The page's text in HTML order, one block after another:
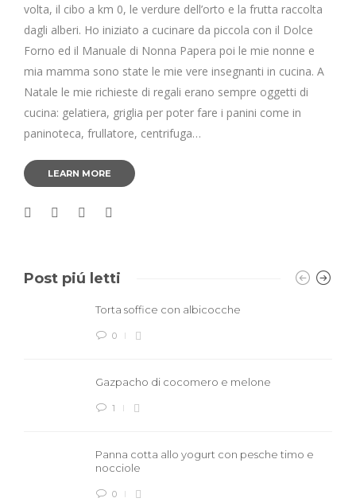
volta, il cibo a km 0, le verdure dell’orto e la frutta raccolta
dagli alberi. Ho iniziato a cucinare da piccola con il Dolce
Forno ed il Manuale di Nonna Papera poi le mie nonne e
mia mamma sono state le mie vere insegnanti in cucina. A
Natale le mie richieste di regali erano sempre oggetti di
cucina: gelatiera, griglia per poter fare i panini come in
paninoteca, frullatore, centrifuga…
LEARN MORE
Post piú letti
Torta soffice con albicocche
0
Gazpacho di cocomero e melone
1
Panna cotta allo yogurt con pesche timo e
nocciole
0